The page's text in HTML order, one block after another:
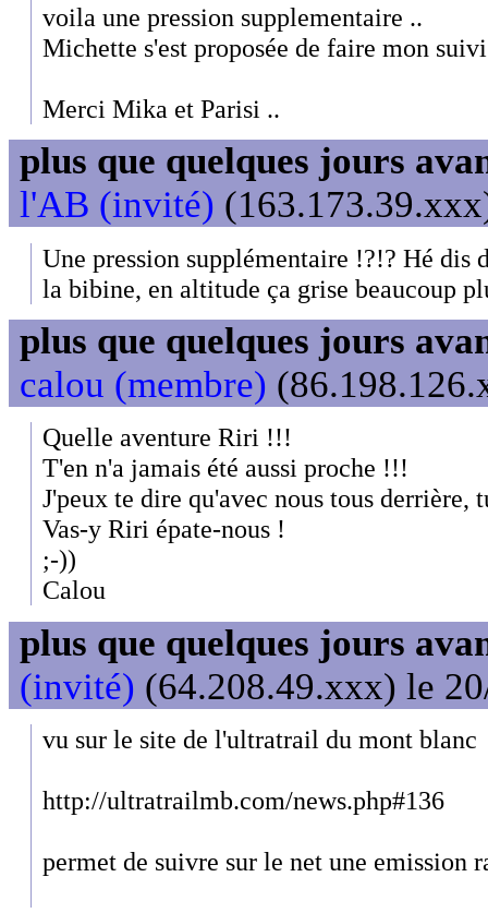
voila une pression supplementaire ..
Michette s'est proposée de faire mon
Merci Mika et Parisi ..
plus que quelques jours
l'AB (invité)
Une pression supplémentaire !?!? Hé dis
la bibine, en altitude ça grise beaucoup
plus que quelques jours
calou (membre)
Quelle aventure Riri !!!
T'en n'a jamais été aussi proche !!!
J'peux te dire qu'avec nous tous derrière,
Vas-y Riri épate-nous !
;-))
Calou
plus que quelques jours
(invité) (64.208.49.xxx) le
vu sur le site de l'ultratrail du mont blanc
http://ultratrailmb.com/news.php#136
permet de suivre sur le net une emission